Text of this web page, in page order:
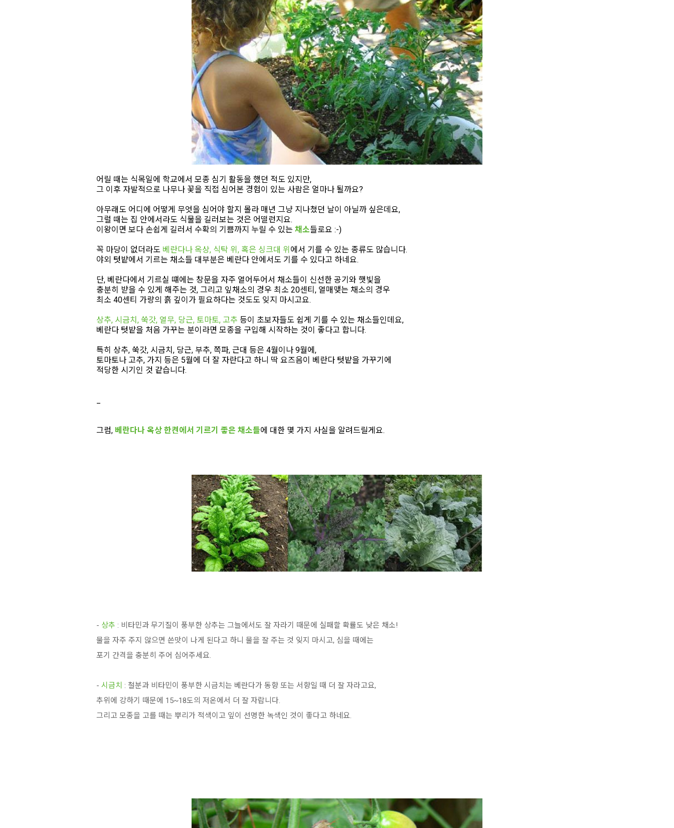
어릴 때는 식목일에 학교에서 모종 심기 활동을 했던 적도 있지만,
그 이후 자발적으로 나무나 꽃을 직접 심어본 경험이 있는 사람은 얼마나 될까요?
아무래도 어디에 어떻게 무엇을 심어야 할지 몰라 매년 그냥 지나쳤던 날이 아닐까 싶은데요,
그럴 때는 집 안에서라도 식물을 길러보는 것은 어떨런지요.
이왕이면 보다 손쉽게 길러서 수확의 기쁨까지 누릴 수 있는 채소들로요 :-)
꼭 마당이 없더라도 베란다나 옥상, 식탁 위, 혹은 싱크대 위 에서 기를 수 있는 종류도 많습니다.
야외 텃밭에서 기르는 채소들 대부분은 베란다 안에서도 기를 수 있다고 하네요.
단, 베란다에서 기르실 떄에는 창문을 자주 열어두어서 채소들이 신선한 공기와 햇빛을
충분히 받을 수 있게 해주는 것, 그리고 잎채소의 경우 최소 20센티, 열매맺는 채소의 경우
최소 40센티 가량의 흙 깊이가 필요하다는 것도도 잊지 마시고요.
상추, 시금치, 쑥갓, 열무, 당근, 토마토, 고추 등이 초보자들도 쉽게 기를 수 있는 채소들인데요,
베란다 텃밭을 처음 가꾸는 분이라면 모종을 구입해 시작하는 것이 좋다고 합니다.
특히 상추, 쑥갓, 시금치, 당근, 부추, 쪽파, 근대 등은 4월이나 9월에,
토마토나 고추, 가지 등은 5월에 더 잘 자란다고 하니 딱 요즈음이 베란다 텃밭을 가꾸기에
적당한 시기인 것 같습니다.
그럼, 베란다나 옥상 한켠에서 기르기 좋은 채소들에 대한 몇 가지 사실을 알려드릴게요.
- 상추 : 비타민과 무기질이 풍부한 상추는 그늘에서도 잘 자라기 때문에 실패할 확률도 낮은 채소!
물을 자주 주지 않으면 쓴맛이 나게 된다고 하니 물을 잘 주는 것 잊지 마시고, 심을 때에는
포기 간격을 충분히 주어 심어주세요.
- 시금치 : 철분과 비타민이 풍부한 시금치는 베란다가 동향 또는 서향일 때 더 잘 자라고요,
추위에 강하기 때문에 15~18도의 저온에서 더 잘 자랍니다.
그리고 모종을 고를 때는 뿌리가 적색이고 잎이 선명한 녹색인 것이 좋다고 하네요.